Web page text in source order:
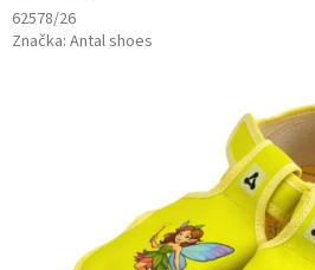
62578/26
Značka: Antal shoes